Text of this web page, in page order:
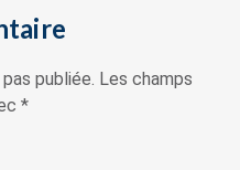
publiée. Les champs
*